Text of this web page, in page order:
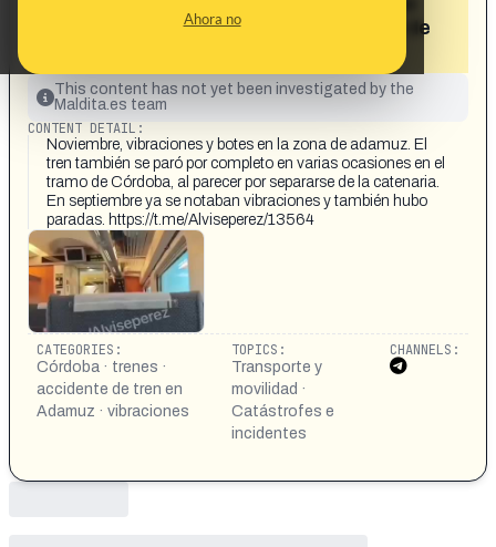
Ahora no
pueden ver las vibraciones en la zona de
This content has not yet been investigated by the
Maldita.es team
CONTENT DETAIL:
Noviembre, vibraciones y botes en la zona de adamuz. El
tren también se paró por completo en varias ocasiones en el
tramo de Córdoba, al parecer por separarse de la catenaria.
En septiembre ya se notaban vibraciones y también hubo
paradas. https://t.me/Alviseperez/13564
CATEGORIES:
Córdoba · trenes ·
accidente de tren en
Adamuz · vibraciones
TOPICS:
Transporte y
movilidad ·
Catástrofes e
incidentes
CHANNELS: